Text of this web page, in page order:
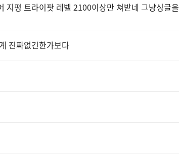
지평 트라이팟 레벨 2100이상만 쳐받네 그냥싱글을
진짜없긴한가보다